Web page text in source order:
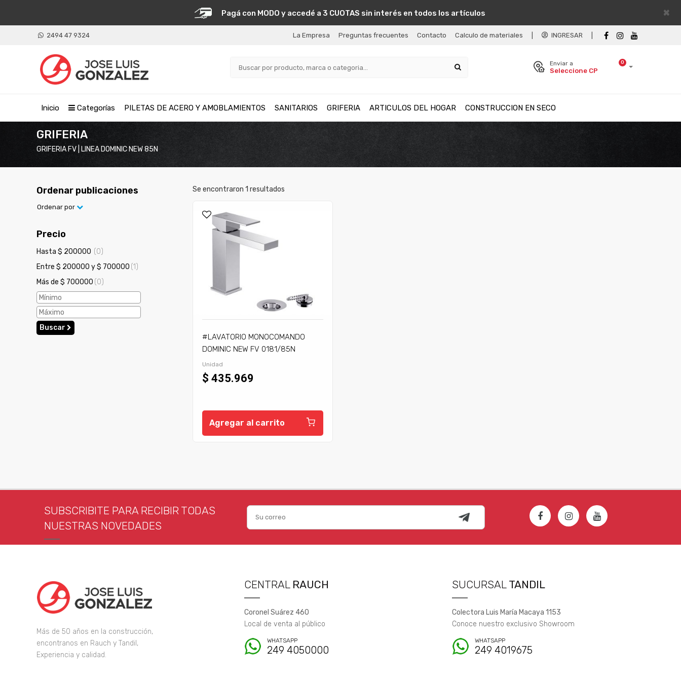
×
Pagá con MODO y accedé a 3 CUOTAS sin interés en todos los artículos
2494 47 9324 La Empresa Preguntas frecuentes Contacto Calculo de materiales INGRESAR
0
Enviar a
Seleccione CP
Inicio Categorías PILETAS DE ACERO Y AMOBLAMIENTOS SANITARIOS GRIFERIA ARTICULOS DEL HOGAR CONSTRUCCION EN SECO
GRIFERIA
GRIFERIA FV | LINEA DOMINIC NEW 85N
Ordenar publicaciones
Ordenar por
Precio
Hasta $ 200000 (0)
Entre $ 200000 y $ 700000 (1)
Más de $ 700000 (0)
Buscar
Se encontraron 1 resultados
#LAVATORIO MONOCOMANDO
DOMINIC NEW FV 0181/85N
Unidad
$ 435.969
Agregar al carrito
SUBSCRIBITE PARA RECIBIR TODAS
NUESTRAS NOVEDADES
Más de 50 años en la construcción,
encontranos en Rauch y Tandil,
Experiencia y calidad.
CENTRAL RAUCH
Coronel Suárez 460
Local de venta al público
WHATSAPP
249 4050000
SUCURSAL TANDIL
Colectora Luis María Macaya 1153
Conoce nuestro exclusivo Showroom
WHATSAPP
249 4019675